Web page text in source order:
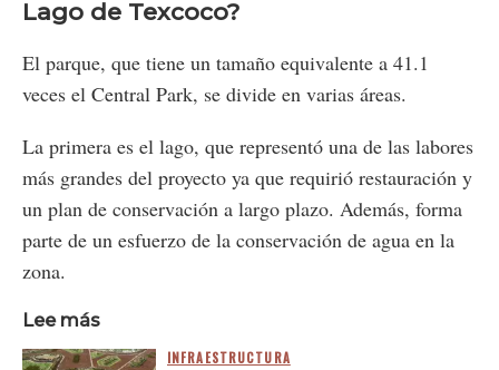
Lago de Texcoco?
El parque, que tiene un tamaño equivalente a 41.1
veces el Central Park, se divide en varias áreas.
La primera es el lago, que representó una de las labores
más grandes del proyecto ya que requirió restauración y
un plan de conservación a largo plazo. Además, forma
parte de un esfuerzo de la conservación de agua en la
zona.
Lee más
INFRAESTRUCTURA